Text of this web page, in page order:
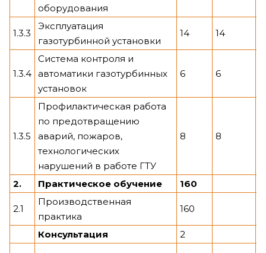
оборудования
1.3.3
Эксплуатация
газотурбинной установки
14 14
1.3.4
Система контроля и
автоматики газотурбинных
установок
6 6
1.3.5
Профилактическая работа
по предотвращению
аварий, пожаров,
технологических
нарушений в работе ГТУ
8 8
2. Практическое обучение 160
2.1
Производственная
практика
160
Консультация 2